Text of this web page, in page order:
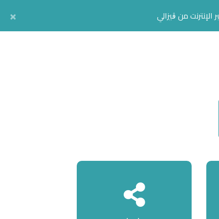
الإنترنت من ڨيزالي ×